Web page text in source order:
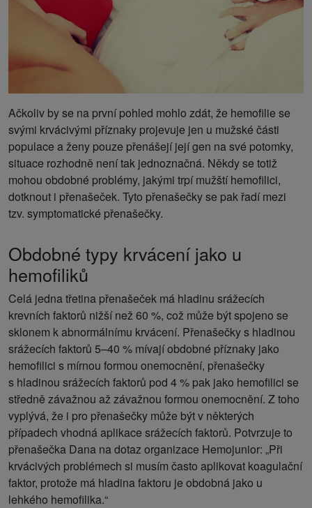
Ačkoliv by se na první pohled mohlo zdát, že hemofilie se
svými krvácivými příznaky projevuje jen u mužské části
populace a ženy pouze přenášejí její gen na své potomky,
situace rozhodně není tak jednoznačná. Někdy se totiž
mohou obdobné problémy, jakými trpí mužští hemofilici,
dotknout i přenašeček. Tyto přenašečky se pak řadí mezi
tzv. symptomatické přenašečky.
Obdobné typy krvácení jako u
hemofiliků
Celá jedna třetina přenašeček má hladinu srážecích
krevních faktorů nižší než 60 %, což může být spojeno se
sklonem k abnormálnímu krvácení. Přenašečky s hladinou
srážecích faktorů 5–40 % mívají obdobné příznaky jako
hemofilici s mírnou formou onemocnění, přenašečky
s hladinou srážecích faktorů pod 4 % pak jako hemofilici se
středně závažnou až závažnou formou onemocnění. Z toho
vyplývá, že i pro přenašečky může být v některých
případech vhodná aplikace srážecích faktorů. Potvrzuje to
přenašečka Dana na dotaz organizace Hemojunior: „Při
krvácivých problémech si musím často aplikovat koagulační
faktor, protože má hladina faktoru je obdobná jako u
lehkého hemofilika.“